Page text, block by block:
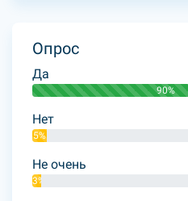
Опрос
Да
90%
Нет
5%
Не очень
3%